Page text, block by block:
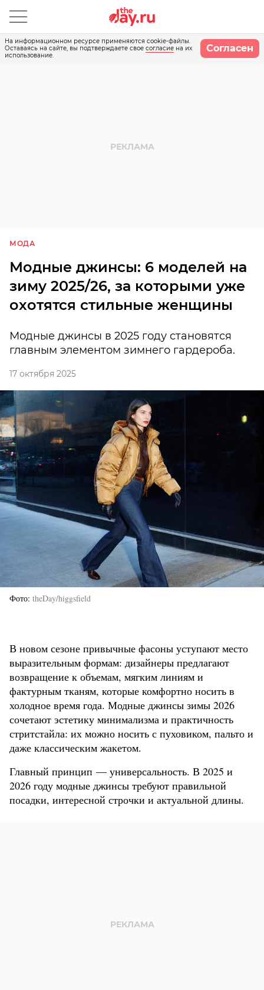
На информационном ресурсе применяются cookie-файлы.
Оставаясь на сайте, вы подтверждаете свое согласие на их
использование.
Согласен
МОДА
Модные джинсы: 6 моделей на
зиму 2025/26, за которыми уже
охотятся стильные женщины
Модные джинсы в 2025 году становятся
главным элементом зимнего гардероба.
17 октября 2025
Фото theDay/higgsfield
В новом сезоне привычные фасоны уступают место
выразительным формам: дизайнеры предлагают
возвращение к объемам, мягким линиям и
фактурным тканям, которые комфортно носить в
холодное время года. Модные джинсы зимы 2026
сочетают эстетику минимализма и практичность
стритстайла: их можно носить с пуховиком, пальто и
даже классическим жакетом.
Главный принцип — универсальность. В 2025 и
2026 году модные джинсы требуют правильной
посадки, интересной строчки и актуальной длины.